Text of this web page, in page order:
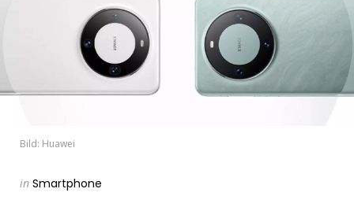
Bild: Huawei
Categories
Posted
in Smartphone